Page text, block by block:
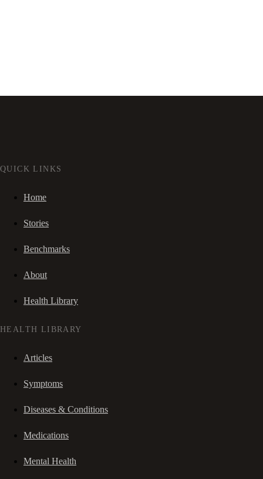
QUICK LINKS
Home
Stories
Benchmarks
About
Health Library
HEALTH LIBRARY
Articles
Symptoms
Diseases & Conditions
Medications
Mental Health